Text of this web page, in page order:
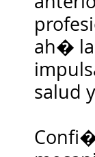
ah�
salud